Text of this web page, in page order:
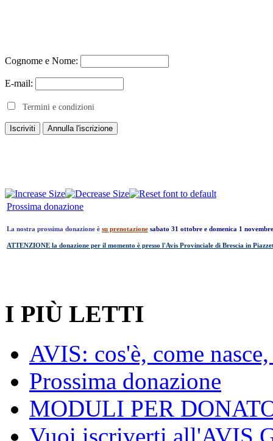
Cognome e Nome:
E-mail:
Termini e condizioni
Prossima donazione
La nostra prossima donazione è su prenotazione sabato 31 ottobre e domenica 1 novembre
ATTENZIONE la donazione per il momento è presso l'Avis Provinciale di Brescia in
I PIÙ LETTI
AVIS: cos'è, come
Prossima donazione
MODULI PER
Vuoi iscriverti all'AVIS